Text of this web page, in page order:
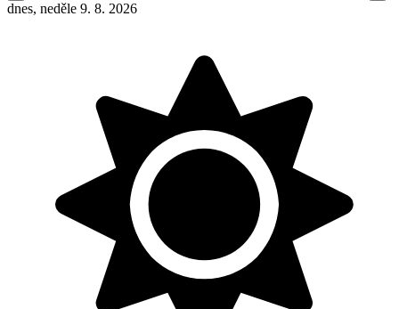
dnes, neděle 9. 8. 2026